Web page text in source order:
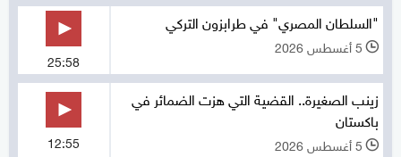
"السلطان المصري" في طرابزون التركي
l 5 أغسطس 2026
25:58
زينب الصغيرة.. القضية التي هزت الضمائر في
باكستان
l 5 أغسطس 2026 12:55